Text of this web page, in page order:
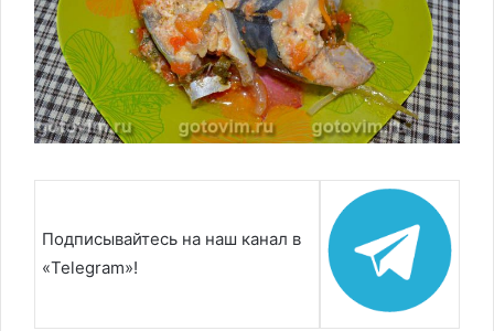
Подписывайтесь на наш канал в
«Telegram»!